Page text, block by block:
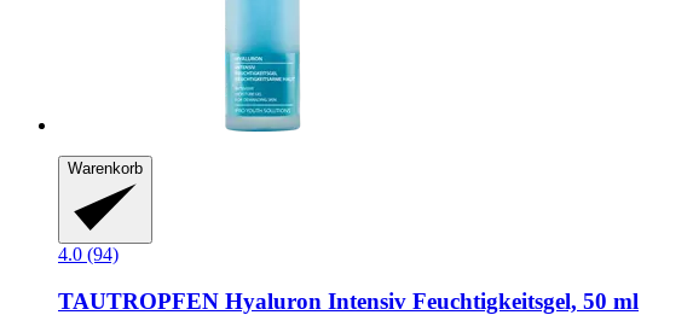
Warenkorb
4.0 (94)
TAUTROPFEN Hyaluron Intensiv Feuchtigkeitsgel, 50 ml